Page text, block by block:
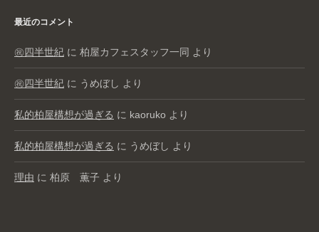
最近のコメント
㊗️四半世紀 に 柏屋カフェスタッフ一同 より
㊗️四半世紀 に うめぼし より
私的柏屋構想が過ぎる に kaoruko より
私的柏屋構想が過ぎる に うめぼし より
理由 に 柏原 薫子 より